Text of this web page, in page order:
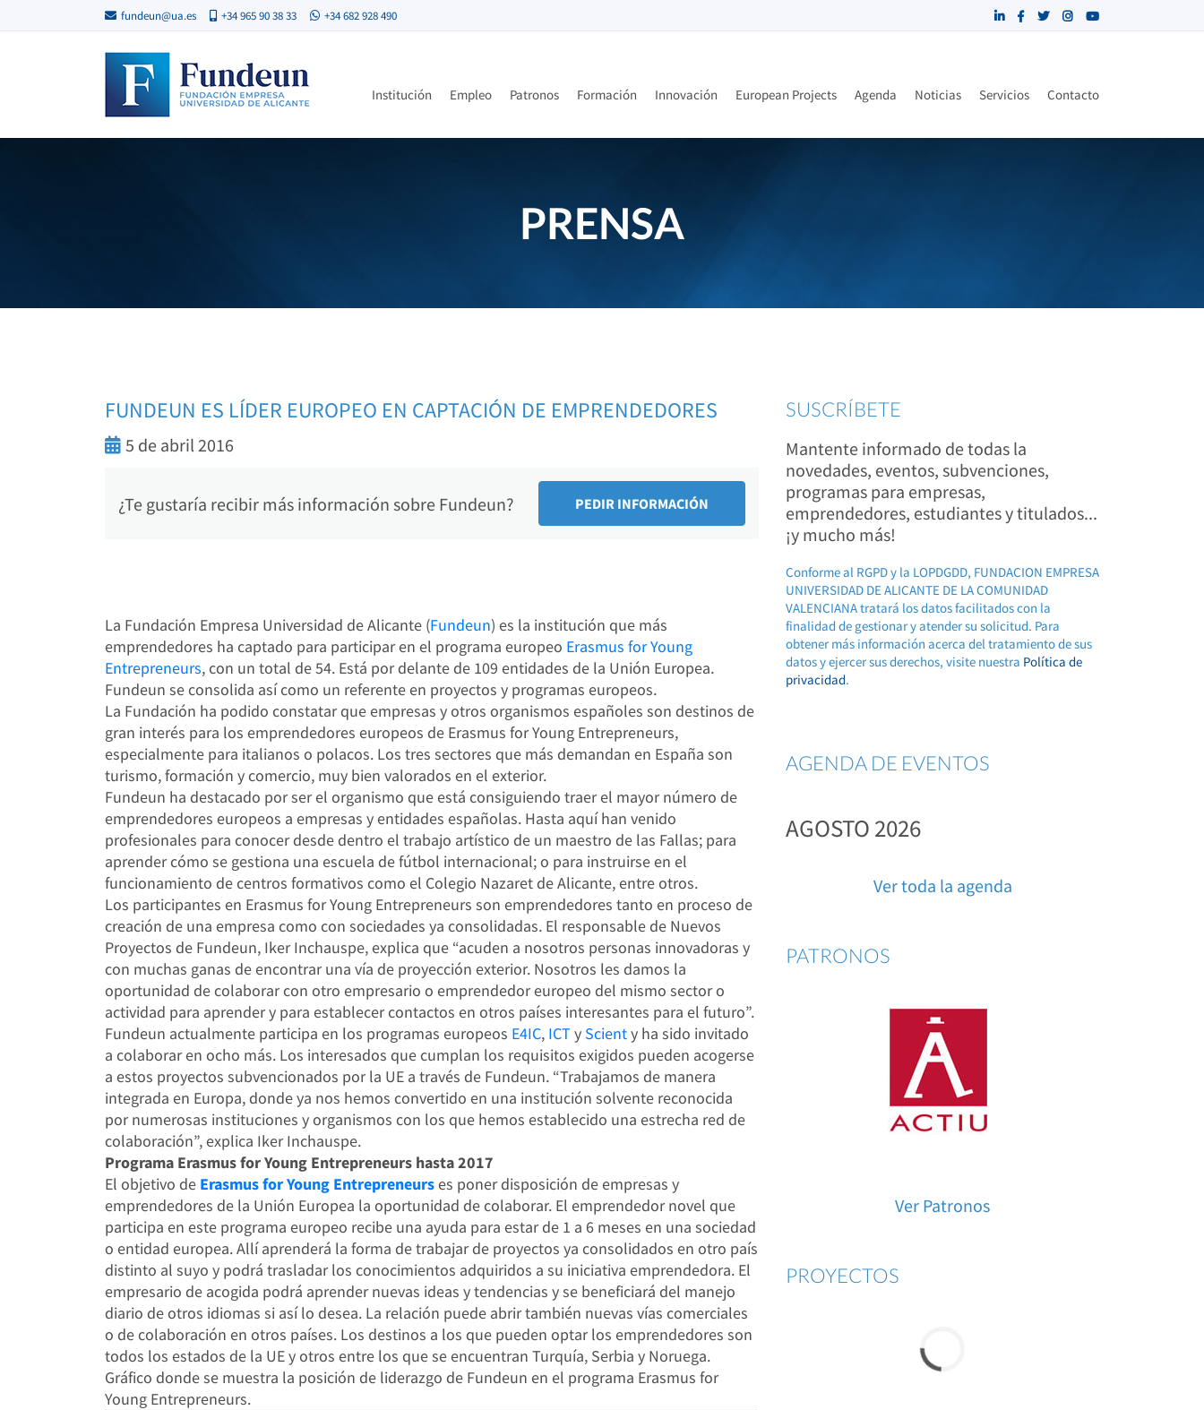
fundeun@ua.es +34 965 90 38 33 +34 682 928 490
Institución Empleo Patronos Formación Innovación European Projects Agenda Noticias Servicios Contacto
PRENSA
FUNDEUN ES LÍDER EUROPEO EN CAPTACIÓN DE EMPRENDEDORES
5 de abril 2016
¿Te gustaría recibir más información sobre Fundeun?
La Fundación Empresa Universidad de Alicante (Fundeun) es la institución que más
emprendedores ha captado para participar en el programa europeo Erasmus for Young
Entrepreneurs, con un total de 54. Está por delante de 109 entidades de la Unión Europea.
Fundeun se consolida así como un referente en proyectos y programas europeos.
La Fundación ha podido constatar que empresas y otros organismos españoles son destinos de
gran interés para los emprendedores europeos de Erasmus for Young Entrepreneurs,
especialmente para italianos o polacos. Los tres sectores que más demandan en España son
turismo, formación y comercio, muy bien valorados en el exterior.
Fundeun ha destacado por ser el organismo que está consiguiendo traer el mayor número de
emprendedores europeos a empresas y entidades españolas. Hasta aquí han venido
profesionales para conocer desde dentro el trabajo artístico de un maestro de las Fallas; para
aprender cómo se gestiona una escuela de fútbol internacional; o para instruirse en el
funcionamiento de centros formativos como el Colegio Nazaret de Alicante, entre otros.
Los participantes en Erasmus for Young Entrepreneurs son emprendedores tanto en proceso de
creación de una empresa como con sociedades ya consolidadas. El responsable de Nuevos
Proyectos de Fundeun, Iker Inchauspe, explica que “acuden a nosotros personas innovadoras y
con muchas ganas de encontrar una vía de proyección exterior. Nosotros les damos la
oportunidad de colaborar con otro empresario o emprendedor europeo del mismo sector o
actividad para aprender y para establecer contactos en otros países interesantes para el futuro”.
Fundeun actualmente participa en los programas europeos E4IC, ICTy Scienty ha sido invitado
a colaborar en ocho más. Los interesados que cumplan los requisitos exigidos pueden acogerse
a estos proyectos subvencionados por la UE a través de Fundeun. “Trabajamos de manera
integrada en Europa, donde ya nos hemos convertido en una institución solvente reconocida
por numerosas instituciones y organismos con los que hemos establecido una estrecha red de
colaboración”, explica Iker Inchauspe.
Programa Erasmus for Young Entrepreneurs hasta 2017
El objetivo de Erasmus for Young Entrepreneurses poner disposición de empresas y
emprendedores de la Unión Europea la oportunidad de colaborar. El emprendedor novel que
participa en este programa europeo recibe una ayuda para estar de 1 a 6 meses en una sociedad
o entidad europea. Allí aprenderá la forma de trabajar de proyectos ya consolidados en otro país
distinto al suyo y podrá trasladar los conocimientos adquiridos a su iniciativa emprendedora. El
empresario de acogida podrá aprender nuevas ideas y tendencias y se beneficiará del manejo
diario de otros idiomas si así lo desea. La relación puede abrir también nuevas vías comerciales
o de colaboración en otros países. Los destinos a los que pueden optar los emprendedores son
todos los estados de la UE y otros entre los que se encuentran Turquía, Serbia y Noruega.
Gráfico donde se muestra la posición de liderazgo de Fundeun en el programa Erasmus for
Young Entrepreneurs.
SUSCRÍBETE
Mantente informado de todas la
novedades, eventos, subvenciones,
programas para empresas,
emprendedores, estudiantes y titulados...
¡y mucho más!
Conforme al RGPD y la LOPDGDD, FUNDACION EMPRESA
UNIVERSIDAD DE ALICANTE DE LA COMUNIDAD
VALENCIANA tratará los datos facilitados con la
finalidad de gestionar y atender su solicitud. Para
obtener más información acerca del tratamiento de sus
datos y ejercer sus derechos, visite nuestra Política de
privacidad.
AGENDA DE EVENTOS
AGOSTO 2026
Ver toda la agenda
PATRONOS
Ver Patronos
PROYECTOS